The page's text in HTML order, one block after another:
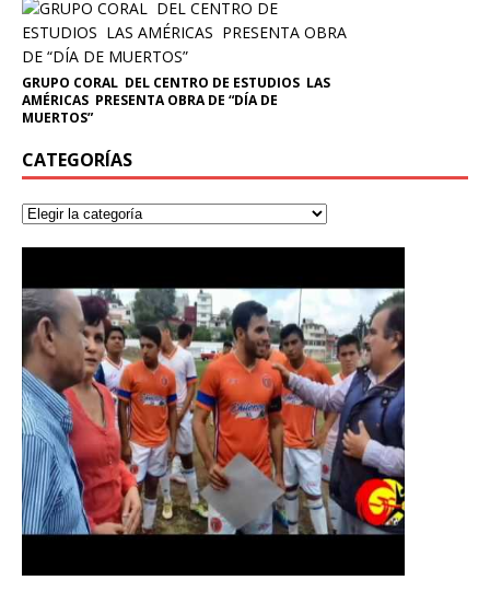
GRUPO CORAL DEL CENTRO DE ESTUDIOS LAS
AMÉRICAS PRESENTA OBRA DE “DÍA DE
MUERTOS”
CATEGORÍAS